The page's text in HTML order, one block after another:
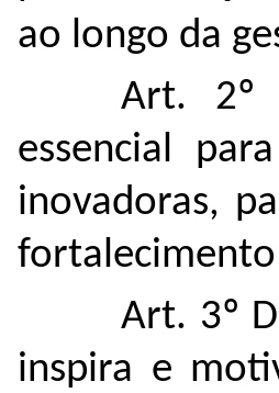
ao longo da
Art. 2º
essencial
inovadoras,
Art. 3º
inspira e